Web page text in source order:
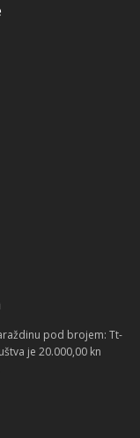
pod brojem: Tt-
je 20.000,00 kn